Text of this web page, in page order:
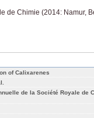
de Chimie (2014: Namur,
of Calixarenes
de la Société Royale de